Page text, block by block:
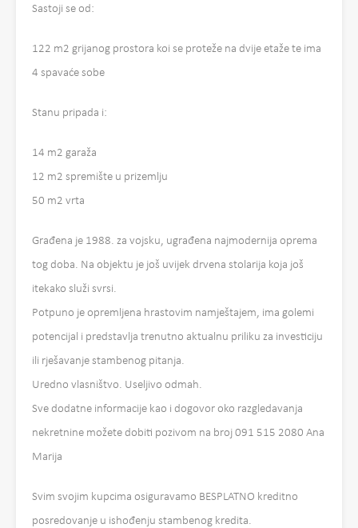
Sastoji se od:
122 m2 grijanog prostora koi se proteže na dvije etaže te ima
4 spavaće sobe
Stanu pripada i:
14 m2 garaža
12 m2 spremište u prizemlju
50 m2 vrta
Građena je 1988. za vojsku, ugrađena najmodernija oprema
tog doba. Na objektu je još uvijek drvena stolarija koja još
itekako služi svrsi.
Potpuno je opremljena hrastovim namještajem, ima golemi
potencijal i predstavlja trenutno aktualnu priliku za investiciju
ili rješavanje stambenog pitanja.
Uredno vlasništvo. Useljivo odmah.
Sve dodatne informacije kao i dogovor oko razgledavanja
nekretnine možete dobiti pozivom na broj 091 515 2080 Ana
Marija
Svim svojim kupcima osiguravamo BESPLATNO kreditno
posredovanje u ishođenju stambenog kredita.